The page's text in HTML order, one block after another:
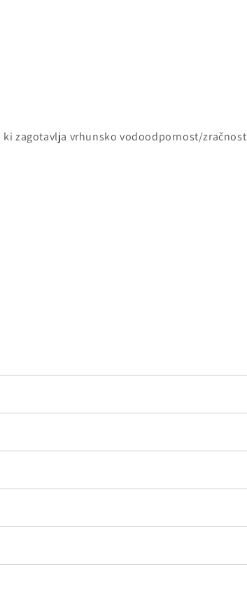
zagotavlja vrhunsko vodoodpornost/zračnost